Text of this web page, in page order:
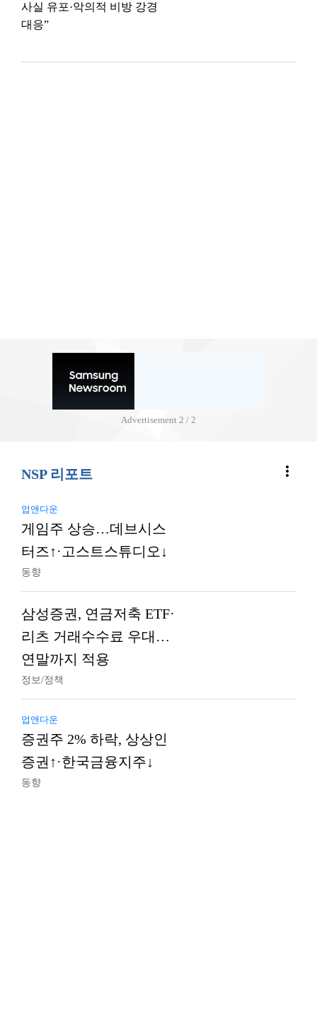
사실 유포·악의적 비방 강경
대응”
Advertisement 2 / 2
NSP 리포트 more_vert
업앤다운
게임주 상승…데브시스
터즈↑·고스트스튜디오↓
동향
삼성증권, 연금저축 ETF·
리츠 거래수수료 우대…
연말까지 적용
정보/정책
업앤다운
증권주 2% 하락, 상상인
증권↑·한국금융지주↓
동향